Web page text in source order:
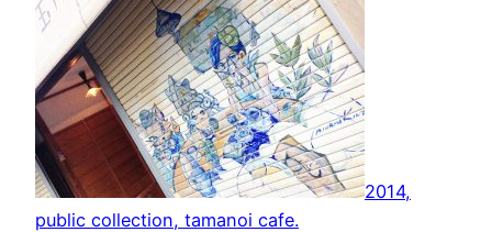
2014,
public collection, tamanoi cafe.